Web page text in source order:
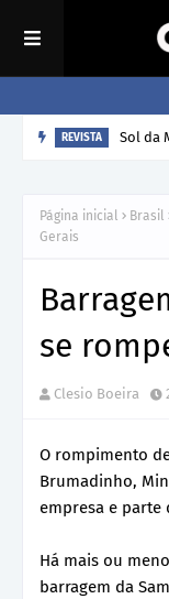
REVISTA Sol da
Página inicial Brasil
Gerais
se
Clesio Boeira
O rompimento
Brumadinho,
empresa e parte
Há mais ou
barragem da